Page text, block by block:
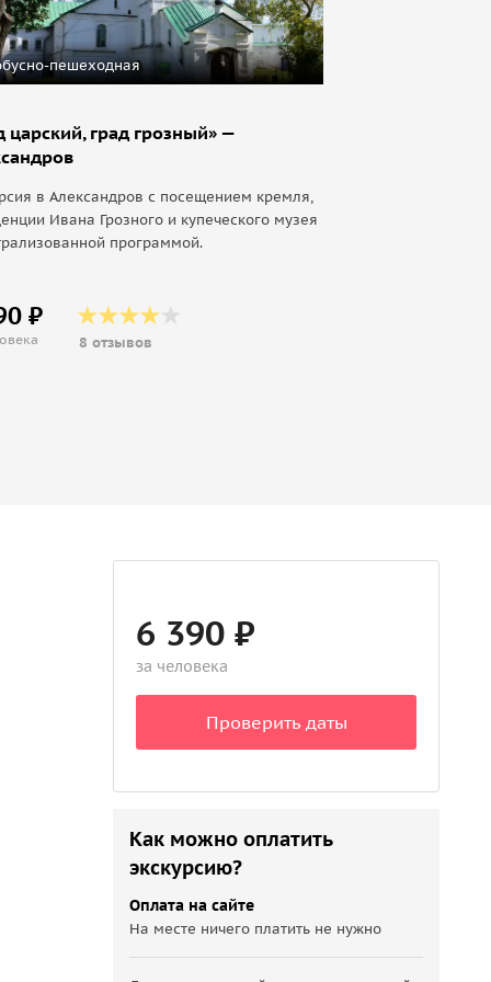
пешеходная
царский, град грозный» —
в Александров с посещением кремля,
Ивана Грозного и купеческого музея
программой.
₽
8 отзывов
6 390 ₽
за человека
Проверить даты
Как можно оплатить
экскурсию?
Оплата на сайте
На месте ничего платить не нужно